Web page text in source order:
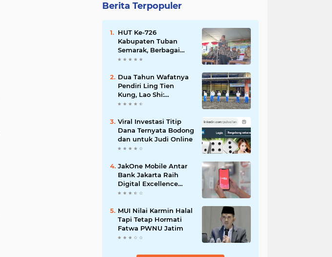
Berita Terpopuler
HUT Ke-726
Kabupaten Tuban
Semarak, Berbagai
Prestasinya Pun
Dua Tahun Wafatnya
Pendiri Ling Tien
Kung, Lao Shi:
Amanah Harus Kita
Viral Investasi Titip
Dana Ternyata Bodong
dan untuk Judi Online
JakOne Mobile Antar
Bank Jakarta Raih
Digital Excellence
Awards 2026
MUI Nilai Karmin Halal
Tapi Tetap Hormati
Fatwa PWNU Jatim